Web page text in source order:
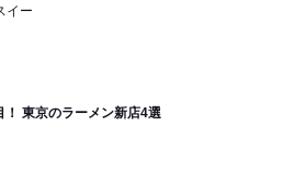
イー
！ 東京のラーメン新店4選